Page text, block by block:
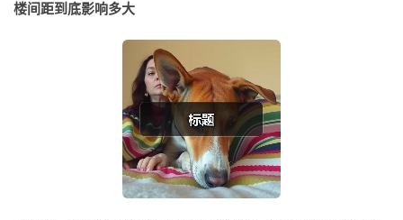
楼间距到底影响多大